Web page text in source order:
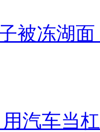
被冻湖
汽车当